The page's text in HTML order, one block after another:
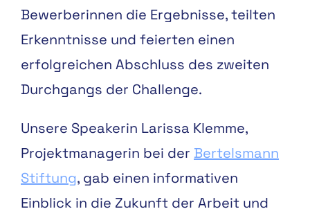
Bewerberinnen die Ergebnisse, teilten
Erkenntnisse und feierten einen
erfolgreichen Abschluss des zweiten
Durchgangs der Challenge.
Unsere Speakerin Larissa Klemme,
Projektmanagerin bei der Bertelsmann
Stiftung, gab einen informativen
Einblick in die Zukunft der Arbeit und